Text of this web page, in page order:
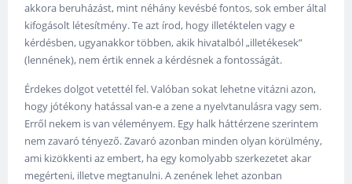
akkora beruházást, mint néhány kevésbé fontos, sok ember által
kifogásolt létesítmény. Te azt írod, hogy illetéktelen vagy e
kérdésben, ugyanakkor többen, akik hivatalból „illetékesek”
(lennének), nem értik ennek a kérdésnek a fontosságát.
Érdekes dolgot vetettél fel. Valóban sokat lehetne vitázni azon,
hogy jótékony hatással van-e a zene a nyelvtanulásra vagy sem.
Erről nekem is van véleményem. Egy halk háttérzene szerintem
nem zavaró tényező. Zavaró azonban minden olyan körülmény,
ami kizökkenti az embert, ha egy komolyabb szerkezetet akar
megérteni, illetve megtanulni. A zenének lehet azonban